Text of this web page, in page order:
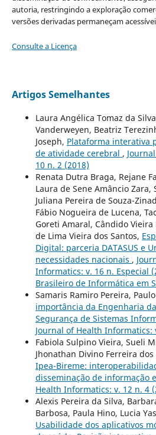
autoria, restringindo a exploração
versões derivadas permaneçam
Consulte a Licença
Artigos Semelhantes
Laura Angélica Tomaz da
Vanderweyen, Beatriz
Joseph, Plataforma interativa
de atividade cerebral ,
10 n. 2 (2018)
Renata Dutra Braga, Rejane
Laura de Sene Amâncio Zara,
Juliana Pereira de Souza-
Fábio Nogueira de Lucena,
Goreti Amaral, Cândido Vieira
de Lima Vieira dos Santos,
Digital: parceria DATASUS e
necessidades nacionais ,
Informatics: v. 16 n. Especial
Brasileiro de Informática em
Samaris Ramiro Pereira,
importância da Engenharia
Segurança de Sistemas
Journal of Health Informatics:
Fabiola Sulpino Vieira, Sueli
Jhonathan Divino Ferreira dos
Ipea-Bireme:
disseminação de informação
Health Informatics: v. 12 n. 4
Alexis Pereira da Silva,
Barbosa, Paula Hino, Lucia
Usabilidade dos aplicativos